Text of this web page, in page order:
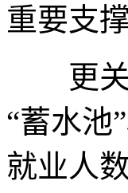
重要支撑
更关
“蓄水池
就业人